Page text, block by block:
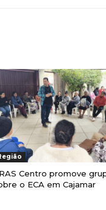
Centro promove
o ECA em Cajamar